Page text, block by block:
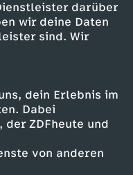
darüber
wir deine Daten
sind. Wir
dein Erlebnis im
Dabei
ZDFheute und
von anderen